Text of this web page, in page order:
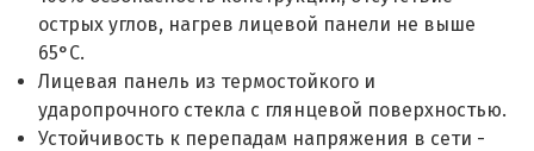
острых углов, нагрев лицевой панели не выше
65°С.
Лицевая панель из термостойкого и
ударопрочного стекла c глянцевой поверхностью.
Устойчивость к перепадам напряжения в сети -